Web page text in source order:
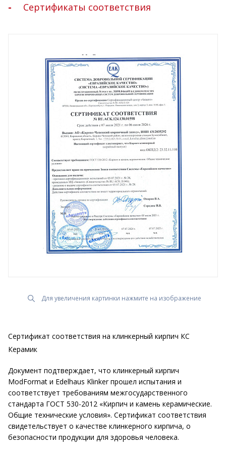
Сертификаты соответствия
Для увеличения картинки нажмите на изображение
Сертификат соответствия на клинкерный кирпич КС
Керамик
Документ подтверждает, что клинкерный кирпич
ModFormat и Edelhaus Klinker прошел испытания и
соответствует требованиям межгосударственного
стандарта ГОСТ 530-2012 «Кирпич и камень керамические.
Общие технические условия». Сертификат соответствия
свидетельствует о качестве клинкерного кирпича, о
безопасности продукции для здоровья человека.